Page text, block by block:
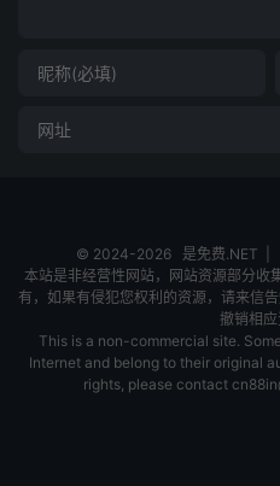
© 2024-2026 是免费.NET
本站是非经营性网站，网站资源部分收
有，如果有侵犯您权利的资源，请来信
撤销相应
This is a non-commercial site.
Internet and belong to their original
rights, please contact